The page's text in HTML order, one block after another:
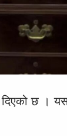
दिएको छ ।